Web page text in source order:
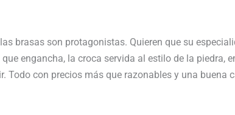
brasas son protagonistas. Quieren que su
engancha, la croca servida al estilo de la piedra,
Todo con precios más que razonables y una buena